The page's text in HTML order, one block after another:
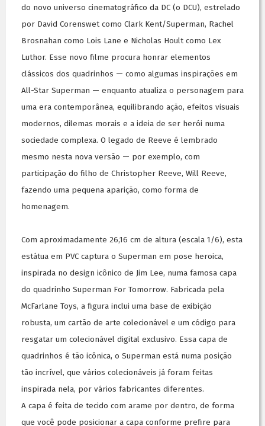
do novo universo cinematográfico da DC (o DCU), estrelado
por David Corenswet como Clark Kent/Superman, Rachel
Brosnahan como Lois Lane e Nicholas Hoult como Lex
Luthor. Esse novo filme procura honrar elementos
clássicos dos quadrinhos — como algumas inspirações em
All-Star Superman — enquanto atualiza o personagem para
uma era contemporânea, equilibrando ação, efeitos visuais
modernos, dilemas morais e a ideia de ser herói numa
sociedade complexa. O legado de Reeve é lembrado
mesmo nesta nova versão — por exemplo, com
participação do filho de Christopher Reeve, Will Reeve,
fazendo uma pequena aparição, como forma de
homenagem.
Com aproximadamente 26,16 cm de altura (escala 1/6), esta
estátua em PVC captura o Superman em pose heroica,
inspirada no design icônico de Jim Lee, numa famosa capa
do quadrinho Superman For Tomorrow. Fabricada pela
McFarlane Toys, a figura inclui uma base de exibição
robusta, um cartão de arte colecionável e um código para
resgatar um colecionável digital exclusivo. Essa capa de
quadrinhos é tão icônica, o Superman está numa posição
tão incrível, que vários colecionáveis já foram feitas
inspirada nela, por vários fabricantes diferentes.
A capa é feita de tecido com arame por dentro, de forma
que você pode posicionar a capa conforme prefire para